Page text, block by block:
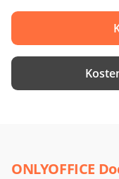
ONLYOFFICE